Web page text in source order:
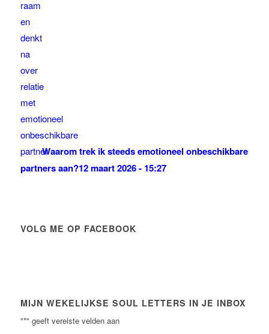
Waarom trek ik steeds emotioneel onbeschikbare
partners aan?12 maart 2026 - 15:27
VOLG ME OP FACEBOOK
MIJN WEKELIJKSE SOUL LETTERS IN JE INBOX
"*" geeft vereiste velden aan